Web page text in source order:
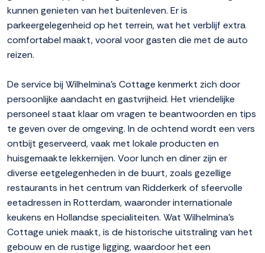
kunnen genieten van het buitenleven. Er is
parkeergelegenheid op het terrein, wat het verblijf extra
comfortabel maakt, vooral voor gasten die met de auto
reizen.
De service bij Wilhelmina's Cottage kenmerkt zich door
persoonlijke aandacht en gastvrijheid. Het vriendelijke
personeel staat klaar om vragen te beantwoorden en tips
te geven over de omgeving. In de ochtend wordt een vers
ontbijt geserveerd, vaak met lokale producten en
huisgemaakte lekkernijen. Voor lunch en diner zijn er
diverse eetgelegenheden in de buurt, zoals gezellige
restaurants in het centrum van Ridderkerk of sfeervolle
eetadressen in Rotterdam, waaronder internationale
keukens en Hollandse specialiteiten. Wat Wilhelmina's
Cottage uniek maakt, is de historische uitstraling van het
gebouw en de rustige ligging, waardoor het een